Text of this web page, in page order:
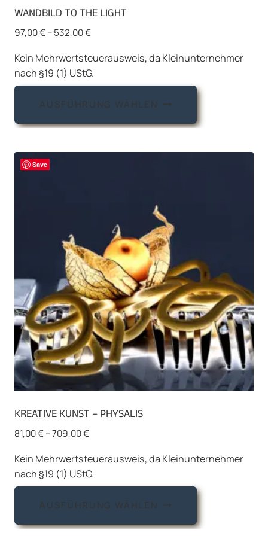
WANDBILD TO THE LIGHT
97,00€–532,00€
Kein Mehrwertsteuerausweis, da Kleinunternehmer
nach §19 (1) UStG.
AUSFÜHRUNG WÄHLEN
Dieses
weist
der
Produktseite
gewählt
werden
Save
KREATIVE KUNST – PHYSALIS
81,00€–709,00€
Kein Mehrwertsteuerausweis, da Kleinunternehmer
nach §19 (1) UStG.
AUSFÜHRUNG WÄHLEN
Dieses
weist